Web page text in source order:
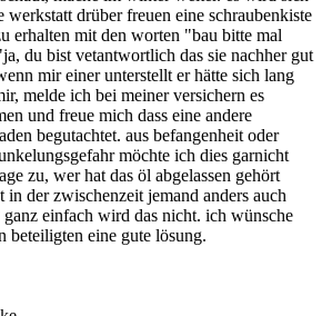
werkstatt drüber freuen eine schraubenkiste
erhalten mit den worten "bau bitte mal
du bist vetantwortlich das sie nachher gut
mir einer unterstellt er hätte sich lang
melde ich bei meiner versichern es
und freue mich dass eine andere
begutachtet. aus befangenheit oder
möchte ich dies garnicht
zu, wer hat das öl abgelassen gehört
in der zwischenzeit jemand anders auch
ganz einfach wird das nicht. ich wünsche
beteiligten eine gute lösung.